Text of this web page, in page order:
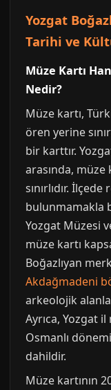
Yozgat
Tarihi ve
Müze Kartı
Nedir?
Müze kartı,
ören yerine
bir karttır.
arasında,
sınırlıdır.
bulunmamakla
Yozgat Müzesi
müze kartı
Boğazlıyan
Akdağmadeni
arkeolojik
Ayrıca, Yozgat
Osmanlı
dahildir.
Müze kartının